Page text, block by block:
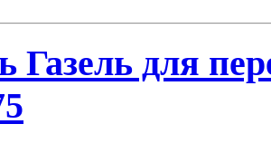
Газель для